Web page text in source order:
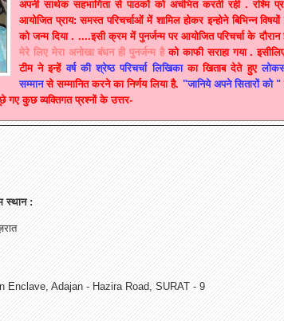
अपनी सार्थक सहभागिता से पाठकों को अचंभित करती रही . रश्मि
आयोजित प्राय: समस्त परिचर्चाओं में शामिल होकर इन्होने बिभिन्न विषयों
को जन्म दिया . ....इसी क्रम में पुनर्जन्म पर आयोजित परिचर्चा के दौरान
मेरे लिए मेरा अनोखा बंधन ही पुनर्जन्म हैको काफी सराहा गया .
टीम ने इन्हेंवर्ष की श्रेष्ठ परिचर्चा लिखिकाका खिताब देते हुए
सम्मानसे सम्मानित करने का निर्णय लिया है. "जानिये अपने सितारों को "
गए कुछ व्यक्तिगत प्रश्नों के उत्तर-
स्थान :
Enclave, Adajan - Hazira Road, SURAT - 9